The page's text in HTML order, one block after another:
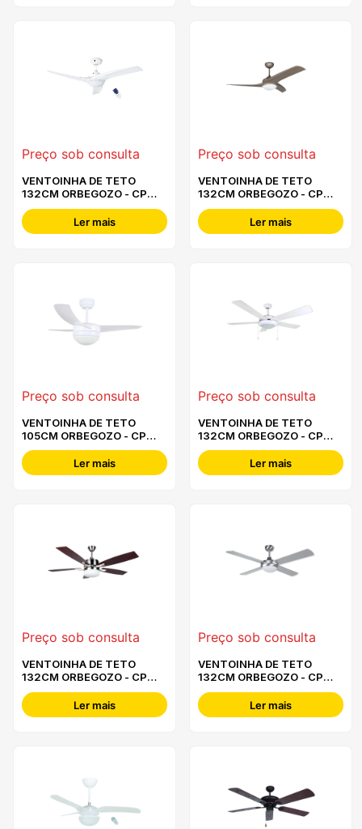
Preço sob consulta
VENTOINHA DE TETO
132CM ORBEGOZO - CP
90132
Ler mais
Preço sob consulta
VENTOINHA DE TETO
132CM ORBEGOZO - CP
89132
Ler mais
Preço sob consulta
VENTOINHA DE TETO
105CM ORBEGOZO - CP
88105
Ler mais
Preço sob consulta
VENTOINHA DE TETO
132CM ORBEGOZO - CP
82132
Ler mais
Preço sob consulta
VENTOINHA DE TETO
132CM ORBEGOZO - CP
79132
Ler mais
Preço sob consulta
VENTOINHA DE TETO
132CM ORBEGOZO - CP
77132
Ler mais